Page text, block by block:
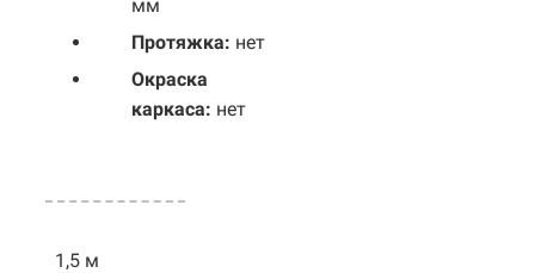
мм
Протяжка: нет
Окраска
каркаса: нет
1,5 м